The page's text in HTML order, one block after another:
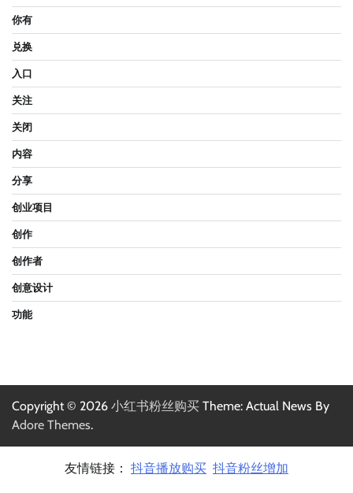
你有
兑换
入口
关注
关闭
内容
分享
创业项目
创作
创作者
创意设计
功能
Copyright © 2026 小红书粉丝购买 Theme: Actual News By
Adore Themes.
友情链接： 抖音播放购买 抖音粉丝增加